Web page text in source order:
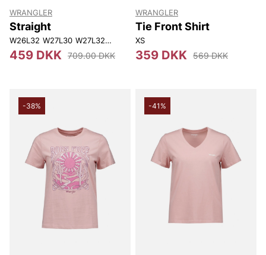
WRANGLER
Straight
W26L32 W27L30 W27L32 W28L30 W28L32
459 DKK 709.00 DKK
WRANGLER
Tie Front Shirt
XS
359 DKK 569 DKK
-38% -41%